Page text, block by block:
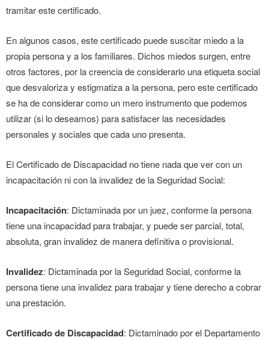
tramitar este certificado.
En algunos casos, este certificado puede suscitar miedo a la
propia persona y a los familiares. Dichos miedos surgen, entre
otros factores, por la creencia de considerarlo una etiqueta social
que desvaloriza y estigmatiza a la persona, pero este certificado
se ha de considerar como un mero instrumento que podemos
utilizar (si lo deseamos) para satisfacer las necesidades
personales y sociales que cada uno presenta.
El Certificado de Discapacidad no tiene nada que ver con un
incapacitación ni con la invalidez de la Seguridad Social:
Incapacitación: Dictaminada por un juez, conforme la persona
tiene una incapacidad para trabajar, y puede ser parcial, total,
absoluta, gran invalidez de manera definitiva o provisional.
Invalidez: Dictaminada por la Seguridad Social, conforme la
persona tiene una invalidez para trabajar y tiene derecho a cobrar
una prestación.
Certificado de Discapacidad: Dictaminado por el Departamento